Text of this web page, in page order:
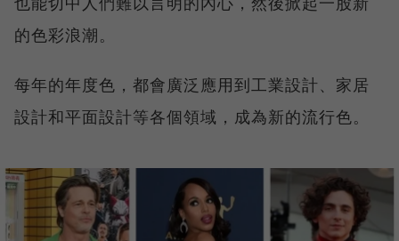
的色彩浪潮。
每年的年度色，都會廣泛應用到工業設計、家居
設計和平面設計等各個領域，成為新的流行色。